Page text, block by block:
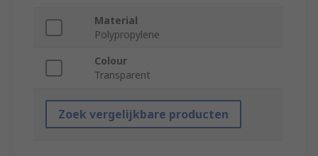
Material
Polypropylene
Colour
Transparent
Zoek vergelijkbare producten